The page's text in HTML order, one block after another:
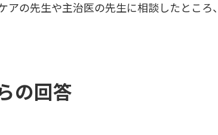
アの先生や主治医の先生に相談したとこ
の回答